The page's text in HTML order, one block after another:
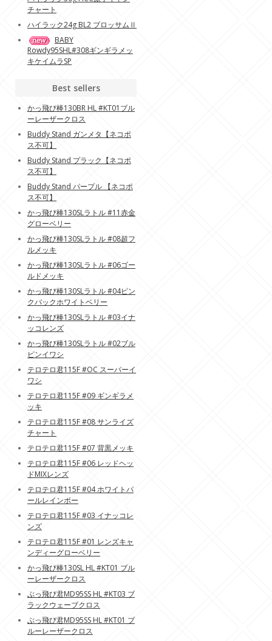
チャート
ハイラック24g BL2 ブロッサムⅡ
BABY
Rowdy95SHL#308ギンギラメッ
キケイムラSP
Best sellers
かっ飛び棒130BR HL #KT01ブル
ーレーザークロス
Buddy Stand ガンメタ【ネコポ
ス不可】
Buddy Stand プラック【ネコポ
ス不可】
Buddy Stand パープル 【ネコポ
ス不可】
かっ飛び棒130SLラトル #11赤金
グローベリー
かっ飛び棒130SLラトル #08超フ
ルメッキ
かっ飛び棒130SLラトル #06ゴー
ルドメッキ
かっ飛び棒130SLラトル #04ピン
クバックホワイトベリー
かっ飛び棒130SLラトル #03イナ
ッコレンズ
かっ飛び棒130SLラトル #02ブル
ピンイワシ
テロテロ君115F #OC スーパーイ
ワシ
テロテロ君115F #09 ギンギラメ
ッキ
テロテロ君115F #08 サンライズ
チャート
テロテロ君115F #07 背黒メッキ
テロテロ君115F #06 レッドヘッ
ドMIXレンズ
テロテロ君115F #04 ホワイトパ
ールレインボー
テロテロ君115F #03 イナッコレ
ンズ
テロテロ君115F #01 レンズキャ
ンディーグローベリー
かっ飛び棒130SL HL #KT01 ブル
ーレーザークロス
ぶっ飛び君MD95SS HL #KT03 ブ
ラックウェーブクロス
ぶっ飛び君MD95SS HL #KT01 ブ
ルーレーザークロス